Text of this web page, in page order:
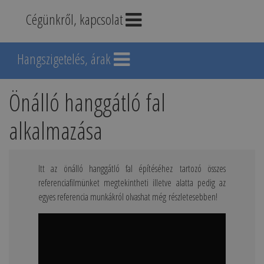
Cégünkről, kapcsolat
Hangszigetelés, árak
Önálló hanggátló fal
alkalmazása
Itt az önálló hanggátló fal építéséhez tartozó összes
referenciafilmünket megtekintheti illetve alatta pedig az
egyes referencia munkákról olvashat még részletesebben!